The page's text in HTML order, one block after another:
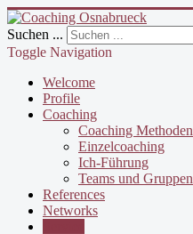
Suchen ...
Toggle Navigation
Welcome
Profile
Coaching
Coaching Methoden
Einzelcoaching
Ich-Führung
Teams und Gruppen
References
Networks